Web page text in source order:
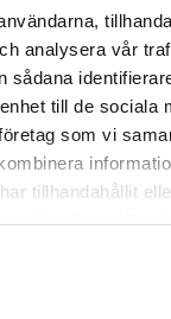
analysera vår
sådana
till de sociala
som vi
tillhandahållit
79kr
i lager
Lägg till i40%